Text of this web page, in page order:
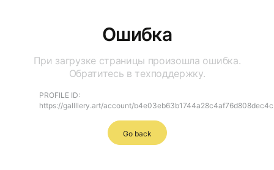
Ошибка
При загрузке страницы произошла ошибка.
Обратитесь в техподдержку.
PROFILE ID:
https://gallllery.art/account/b4e03eb63b1744a28c4af76d808dec4c
Go back